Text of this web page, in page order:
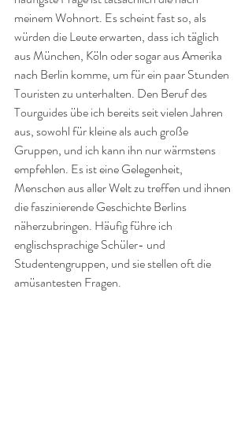
meinem Wohnort. Es scheint fast so, als
würden die Leute erwarten, dass ich täglich
aus München, Köln oder sogar aus Amerika
nach Berlin komme, um für ein paar Stunden
Touristen zu unterhalten. Den Beruf des
Tourguides übe ich bereits seit vielen Jahren
aus, sowohl für kleine als auch große
Gruppen, und ich kann ihn nur wärmstens
empfehlen. Es ist eine Gelegenheit,
Menschen aus aller Welt zu treffen und ihnen
die faszinierende Geschichte Berlins
näherzubringen. Häufig führe ich
englischsprachige Schüler- und
Studentengruppen, und sie stellen oft die
amüsantesten Fragen.